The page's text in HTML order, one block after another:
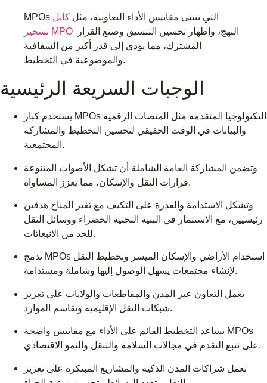
MPOs التي تتبنى مقاييس الأداء التعاونية، مثل كابل
تسخير MPO
المشترك، مما يؤدي إلى قدر أكبر من الشفافية
والموضوعية في التخطيط.
الوجبات السريعة الرئيسية
يستخدم كبار MPOs التكنولوجيا المتقدمة مثل المنصات الرقمية
والبيانات في الوقت الحقيقي لتحسين التخطيط والمشاركة
المجتمعية.
وتضمن المشاركة العامة الشاملة أن تشكل الأصوات المتنوعة
قرارات النقل والإسكان، مما يعزز المساواة.
وتشكل الاستدامة والقدرة على التكيف مع تغير المناخ هدفين
رئيسيين، مع الاستثمار في البنية التحتية الخضراء ووسائل النقل
للحد من الانبعاثات.
تدمج MPOs استخدام الأراضي والإسكان الميسر وتخطيط النقل
لإنشاء مجتمعات يسهل الوصول إليها وشاملة ومستدامة.
يعمل التعاون عبر المدن والمقاطعات والولايات على تعزيز
شبكات النقل الإقليمية وتقاسم الموارد.
يساعد التخطيط القائم على الأداء مع مقاييس واضحة MPOs
على تتبع التقدم في مجالات السلامة والتنقل والنمو الاقتصادي.
تعمل شراكات المدن الذكية والمشاريع المبتكرة على تعزيز